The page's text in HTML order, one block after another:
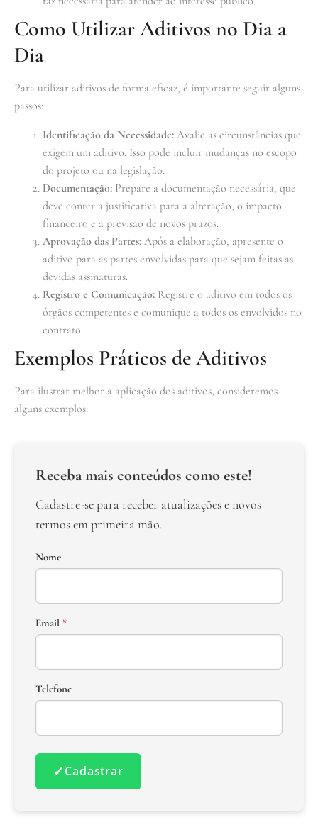
Como Utilizar Aditivos no Dia a
Dia
Para utilizar aditivos de forma eficaz, é importante seguir alguns
passos:
Identificação da Necessidade: Avalie as circunstâncias que
exigem um aditivo. Isso pode incluir mudanças no escopo
do projeto ou na legislação.
Documentação: Prepare a documentação necessária, que
deve conter a justificativa para a alteração, o impacto
financeiro e a previsão de novos prazos.
Aprovação das Partes: Após a elaboração, apresente o
aditivo para as partes envolvidas para que sejam feitas as
devidas assinaturas.
Registro e Comunicação: Registre o aditivo em todos os
órgãos competentes e comunique a todos os envolvidos no
contrato.
Exemplos Práticos de Aditivos
Para ilustrar melhor a aplicação dos aditivos, consideremos
alguns exemplos:
Receba mais conteúdos como este!
Cadastre-se para receber atualizações e novos
termos em primeira mão.
Nome
Email *
Telefone
✓Cadastrar